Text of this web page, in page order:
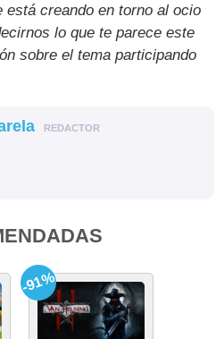
creando en torno al ocio
lo que te parece este
sobre el tema participando
REDACTOR
-91%